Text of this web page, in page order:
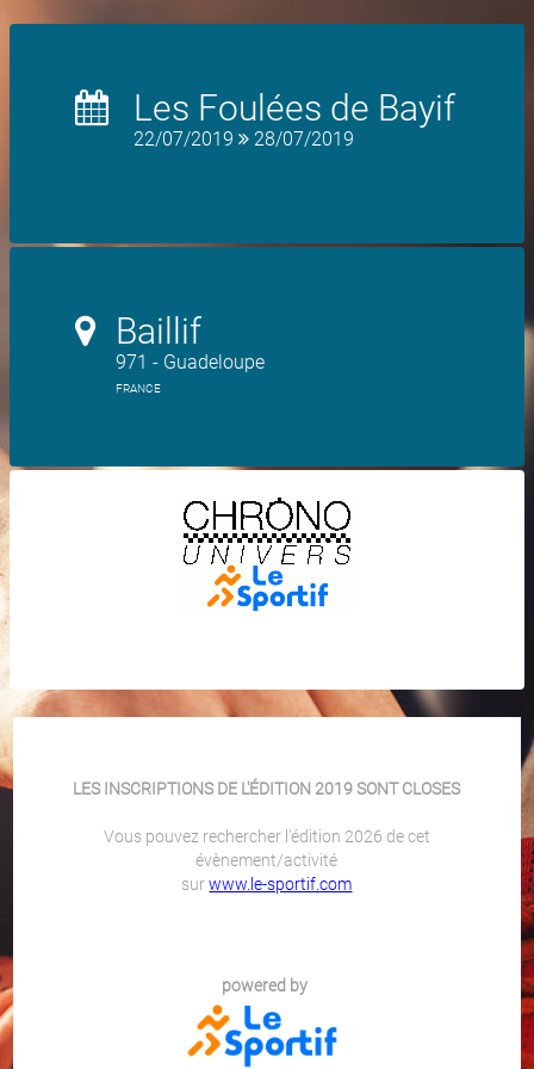
Les Foulées de Bayif
22/07/2019 28/07/2019
Baillif
971 - Guadeloupe
FRANCE
LES INSCRIPTIONS DE L'ÉDITION 2019 SONT CLOSES
Vous pouvez rechercher l'édition 2026 de cet
évènement/activité
surwww.le-sportif.com
powered by